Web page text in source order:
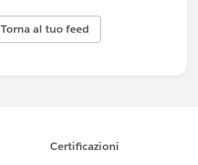
Torna al tuo feed